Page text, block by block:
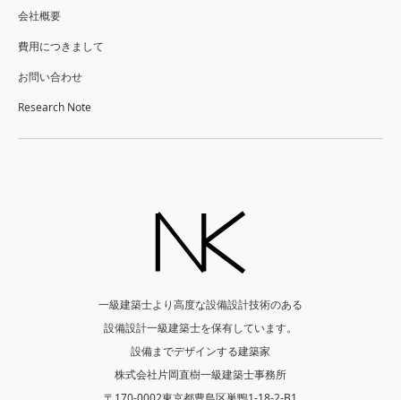
会社概要
費用につきまして
お問い合わせ
Research Note
一級建築士より高度な設備設計技術のある
設備設計一級建築士を保有しています。
設備までデザインする建築家
株式会社片岡直樹一級建築士事務所